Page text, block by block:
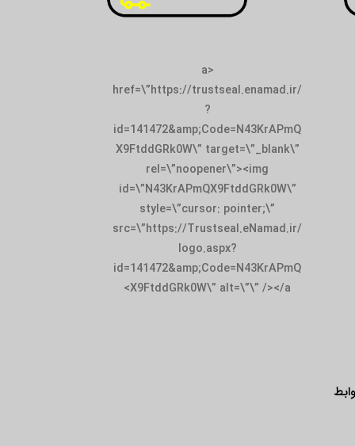
<a
href=\”https://trustseal.enamad.ir/
?
id=141472&amp;Code=N43KrAPmQ
X9FtddGRk0W\” target=\”_blank\”
rel=\”noopener\”><img
id=\”N43KrAPmQX9FtddGRk0W\”
style=\”cursor: pointer;\”
src=\”https://Trustseal.eNamad.ir/
logo.aspx?
id=141472&amp;Code=N43KrAPmQ
X9FtddGRk0W\” alt=\”\” /></a>